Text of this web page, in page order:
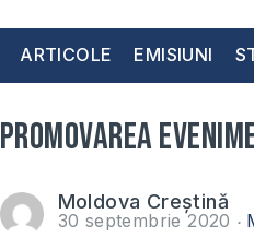
ARTICOLE EMISIUNI
Promovarea
Moldova Creștină
30 septembrie 2020